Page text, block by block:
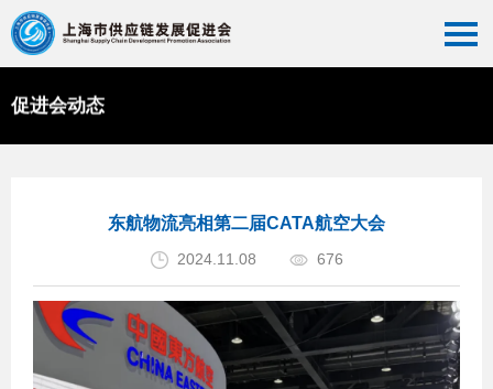
促进会动态
首页 促进会动态 >>
东航物流亮相第二届CATA航空大会
2024.11.08 676